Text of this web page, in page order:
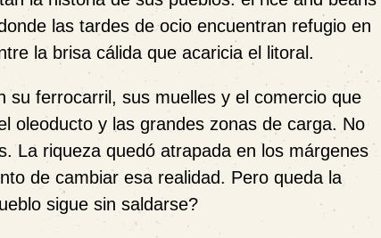
las tardes de ocio encuentran refugio en
la brisa cálida que acaricia el litoral.
su ferrocarril, sus muelles y el comercio que
oleoducto y las grandes zonas de carga. No
La riqueza quedó atrapada en los márgenes
de cambiar esa realidad. Pero queda la
sigue sin saldarse?